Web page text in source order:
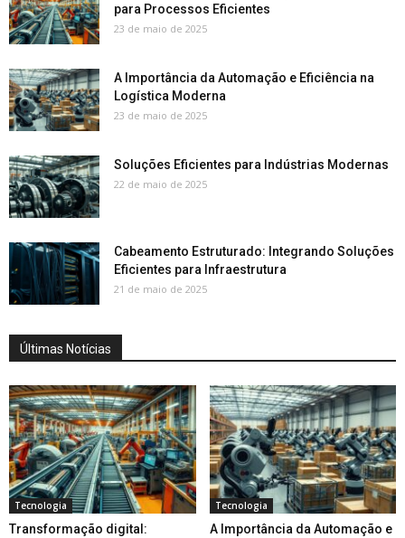
para Processos Eficientes
23 de maio de 2025
A Importância da Automação e Eficiência na
Logística Moderna
23 de maio de 2025
Soluções Eficientes para Indústrias Modernas
22 de maio de 2025
Cabeamento Estruturado: Integrando Soluções
Eficientes para Infraestrutura
21 de maio de 2025
Últimas Notícias
Tecnologia
Transformação digital:
Tecnologia
A Importância da Automação e